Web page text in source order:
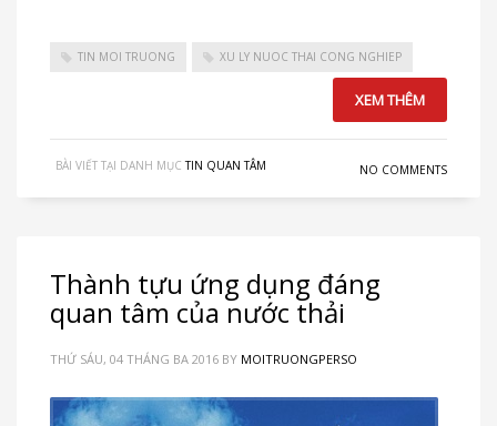
TIN MOI TRUONG XU LY NUOC THAI CONG NGHIEP
XEM THÊM
BÀI VIẾT TẠI DANH MỤC TIN QUAN TÂM NO COMMENTS
Thành tựu ứng dụng đáng
quan tâm của nước thải
THỨ SÁU, 04 THÁNG BA 2016 BY MOITRUONGPERSO